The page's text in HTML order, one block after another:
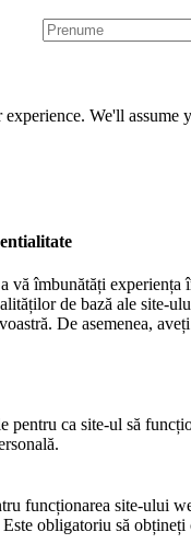
P
r
u
m
We'll
vă îmbunătăți
de bază ale site-
De asemenea,
pentru ca site-ul să
funcționarea site-ului
obligatoriu să